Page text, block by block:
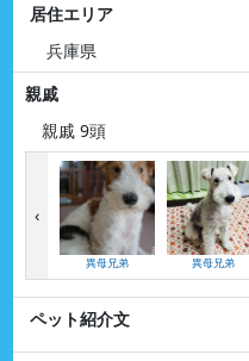
居住エリア
兵庫県
親戚
親戚 9頭
異母兄弟 異母兄弟
‹
ペット紹介文